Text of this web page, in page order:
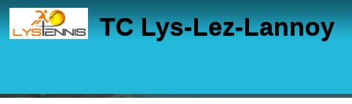
TC Lys-Lez-Lannoy
Panneau de gestion des cookies